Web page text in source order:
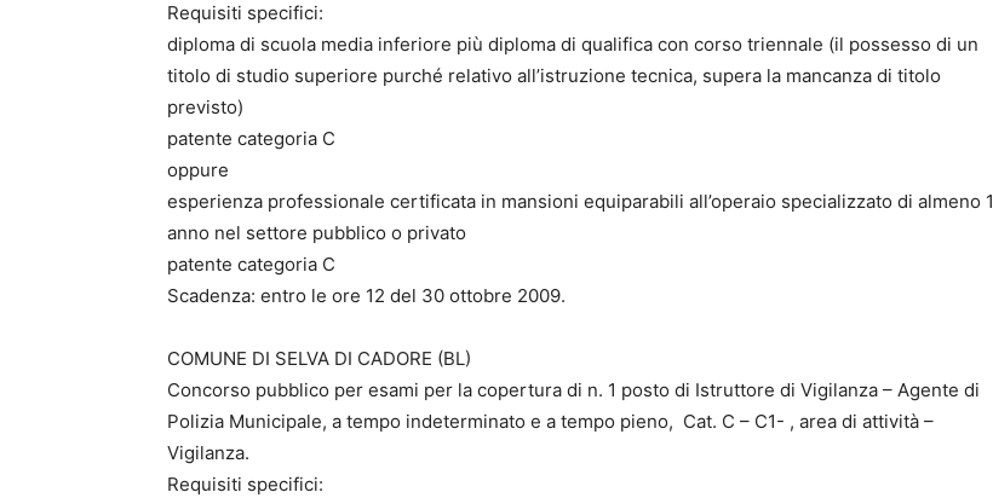
Requisiti specifici:
diploma di scuola media inferiore più diploma di qualifica con corso triennale (il possesso di un
titolo di studio superiore purché relativo all’istruzione tecnica, supera la mancanza di titolo
previsto)
patente categoria C
oppure
esperienza professionale certificata in mansioni equiparabili all’operaio specializzato di almeno 1
anno nel settore pubblico o privato
patente categoria C
Scadenza: entro le ore 12 del 30 ottobre 2009.
COMUNE DI SELVA DI CADORE (BL)
Concorso pubblico per esami per la copertura di n. 1 posto di Istruttore di Vigilanza – Agente di
Polizia Municipale, a tempo indeterminato e a tempo pieno, Cat. C – C1- , area di attività –
Vigilanza.
Requisiti specifici: